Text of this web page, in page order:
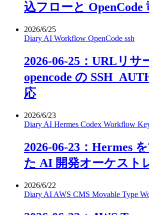
込フローと OpenCode
2026/6/25
Diary AI Workflow OpenCode ssh
2026-06-25：URLリサ
opencode の
応
2026/6/23
Diary AI Hermes Codex Workflow
2026-06-23：Hermes
た AI 開発オーケスト
2026/6/22
Diary AI AWS CMS Movable Type